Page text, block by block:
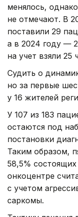
менялось,
не отмечают. В
поставили 29
а в 2024 году —
на учет взяли 25
Судить о
но за первые
у 16 жителей
У 107 из 183
остаются под
постановки
Таким образом,
58,5%
онкоцентре
с учетом
саркомы.